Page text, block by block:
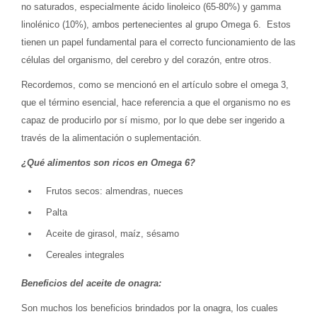
no saturados, especialmente ácido linoleico (65-80%) y gamma
linolénico (10%), ambos pertenecientes al grupo Omega 6. Estos
tienen un papel fundamental para el correcto funcionamiento de las
células del organismo, del cerebro y del corazón, entre otros.
Recordemos, como se mencionó en el artículo sobre el omega 3,
que el término esencial, hace referencia a que el organismo no es
capaz de producirlo por sí mismo, por lo que debe ser ingerido a
través de la alimentación o suplementación.
¿Qué alimentos son ricos en Omega 6?
Frutos secos: almendras, nueces
Palta
Aceite de girasol, maíz, sésamo
Cereales integrales
Beneficios del aceite de onagra:
Son muchos los beneficios brindados por la onagra, los cuales